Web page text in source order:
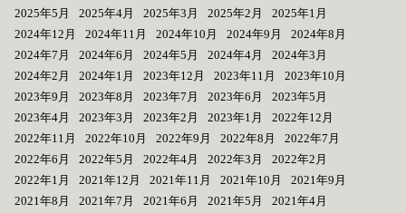
2025年5月
2025年4月 2025年3月 2025年2月
2025年1月
2024年12月
2024年11月 2024年10月 2024年9月
2024年8月
2024年7月
2024年6月 2024年5月 2024年4月
2024年3月
2024年2月
2024年1月 2023年12月 2023年11月
2023年10月
2023年9月
2023年8月 2023年7月 2023年6月
2023年5月
2023年4月
2023年3月 2023年2月 2023年1月
2022年12月
2022年11月
2022年10月 2022年9月 2022年8月
2022年7月
2022年6月
2022年5月 2022年4月 2022年3月
2022年2月
2022年1月
2021年12月 2021年11月 2021年10月
2021年9月
2021年8月
2021年7月 2021年6月 2021年5月
2021年4月